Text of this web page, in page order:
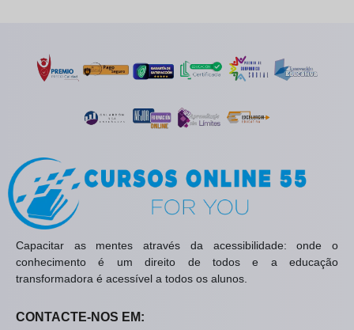
Capacitar as mentes através da acessibilidade: onde o
conhecimento é um direito de todos e a educação
transformadora é acessível a todos os alunos.
CONTACTE-NOS EM: